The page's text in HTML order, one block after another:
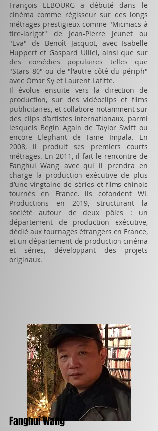
François LEBOURG a débuté dans le
cinéma comme régisseur sur des longs
métrages prestigieux comme "Micmacs à
tire-larigot" de Jean-Pierre Jeunet ou
"Eva" de Benoît Jacquot, avec Isabelle
Huppert et Gaspard Ulliel, ainsi que sur
des comédies populaires telles que
"Stars 80" ou de "l'autre côté du périph"
avec Omar Sy et Laurent Lafitte.
Il évolue ensuite vers la direction de
production, sur des vidéoclips et films
publicitaires, et collabore notamment sur
des clips d’artistes internationaux, parmi
lesquels Begin Again de Taylor Swift ou
encore Elephant de Tame Impala. En
2008, il produit ses premiers courts
métrages. En 2011, il fait le rencontre de
Fanghui Wang avec qui il prendra en
charge la production exécutive de plus
d’une vingtaine de séries et films chinois
tournés en France. ils cofondent WL
Productions en 2019, structurant la
société autour de deux pôles : un
département de production exécutive,
dédié aux tournages étrangers en France,
et un département de production cinéma
et séries, développant des projets
originaux.
Fanghui Wang